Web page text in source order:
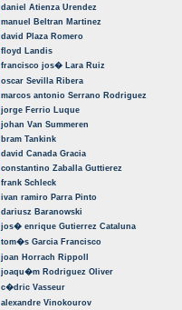
daniel Atienza Urendez
manuel Beltran Martinez
david Plaza Romero
floyd Landis
francisco jos� Lara Ruiz
oscar Sevilla Ribera
marcos antonio Serrano Rodriguez
jorge Ferrio Luque
johan Van Summeren
bram Tankink
david Canada Gracia
constantino Zaballa Guttierez
frank Schleck
ivan ramiro Parra Pinto
dariusz Baranowski
jos� enrique Gutierrez Cataluna
tom�s Garcia Francisco
joan Horrach Rippoll
joaqu�m Rodriguez Oliver
c�dric Vasseur
alexandre Vinokourov